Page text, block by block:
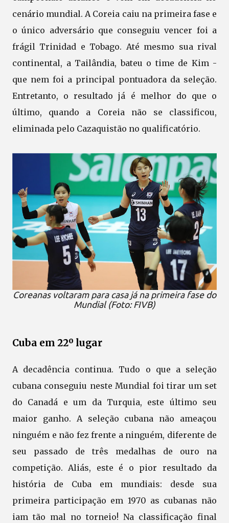
cenário mundial. A Coreia caiu na primeira fase e
o único adversário que conseguiu vencer foi a
frágil Trinidad e Tobago. Até mesmo sua rival
continental, a Tailândia, bateu o time de Kim -
que nem foi a principal pontuadora da seleção.
Entretanto, o resultado já é melhor do que o
último, quando a Coreia não se classificou,
eliminada pelo Cazaquistão no qualificatório.
Coreanas voltaram para casa já na primeira fase do
Mundial (Foto: FIVB)
Cuba em 22º lugar
A decadência continua. Tudo o que a seleção
cubana conseguiu neste Mundial foi tirar um set
do Canadá e um da Turquia, este último seu
maior ganho. A seleção cubana não ameaçou
ninguém e não fez frente a ninguém, diferente de
seu passado de três medalhas de ouro na
competição. Aliás, este é o pior resultado da
história de Cuba em mundiais: desde sua
primeira participação em 1970 as cubanas não
iam tão mal no torneio! Na classificação final